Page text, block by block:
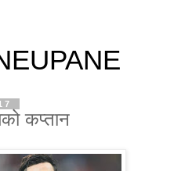
कप्तान